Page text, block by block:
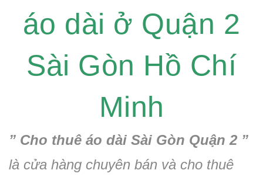
áo dài ở Quận 2
Sài Gòn Hồ Chí
Minh
” Cho thuê áo dài Sài Gòn Quận 2 ”
là cửa hàng chuyên bán và cho thuê